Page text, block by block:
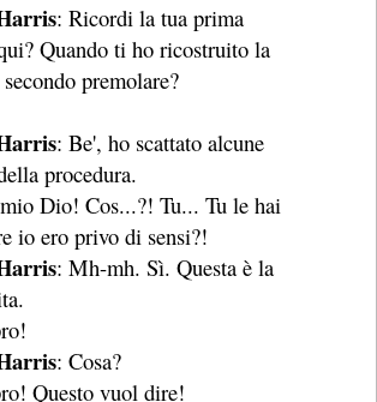
: Ricordi la tua prima
Quando ti ho ricostruito la
premolare?
: Be', ho scattato alcune
procedura.
Dio! Cos...?! Tu... Tu le hai
io ero privo di sensi?!
: Mh-mh. Sì. Questa è la
: Cosa?
Questo vuol dire!